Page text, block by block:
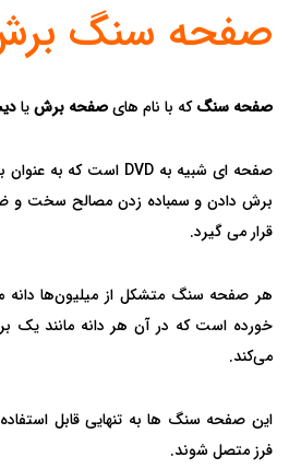
صفحه سنگ
صفحه سنگکه با نام هایصفحه برشیا
صفحه ای شبیه به DVD است که به عنوان بخشی از
برش دادن و سمباده زدن مصالح سخت و
قرار می گیرد.
هر صفحه سنگ متشکل از میلیون‌ها دانه
خورده‌ است که در آن هر دانه مانند یک
می‌کند.
این صفحه سنگ ها به تنهایی قابل
فرز متصل شوند.